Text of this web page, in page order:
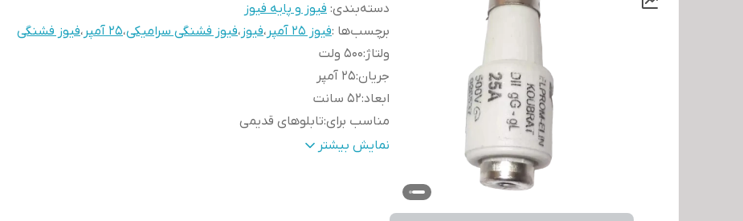
دسته‌بندی: فیوز و پایه فیوز
برچسب‌ها :فیوز 25 آمپر ،فیوز ،فیوز فشنگی سرامیکی،25 آمپر ،فیوز فشنگی
ولتاژ:500 ولت
جریان:25 آمپر
ابعاد:۵۲ سانت
مناسب برای:تابلوهای قدیمی
جنس سرامیکی
نمایش بیشتر